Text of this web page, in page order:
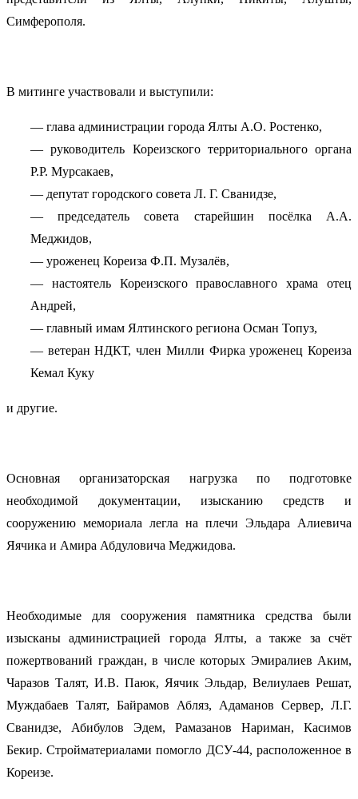
Симферополя.
В митинге участвовали и выступили:
— глава администрации города Ялты А.О. Ростенко,
— руководитель Кореизского территориального органа
Р.Р. Мурсакаев,
— депутат городского совета Л. Г. Сванидзе,
— председатель совета старейшин посёлка А.А.
Меджидов,
— уроженец Кореиза Ф.П. Музалёв,
— настоятель Кореизского православного храма отец
Андрей,
— главный имам Ялтинского региона Осман Топуз,
— ветеран НДКТ, член Милли Фирка уроженец Кореиза
Кемал Куку
и другие.
Основная организаторская нагрузка по подготовке
необходимой документации, изысканию средств и
сооружению мемориала легла на плечи Эльдара Алиевича
Яячика и Амира Абдуловича Меджидова.
Необходимые для сооружения памятника средства были
изысканы администрацией города Ялты, а также за счёт
пожертвований граждан, в числе которых Эмиралиев Аким,
Чаразов Талят, И.В. Паюк, Яячик Эльдар, Велиулаев Решат,
Муждабаев Талят, Байрамов Абляз, Адаманов Сервер, Л.Г.
Сванидзе, Абибулов Эдем, Рамазанов Нариман, Касимов
Бекир. Стройматериалами помогло ДСУ-44, расположенное в
Кореизе.